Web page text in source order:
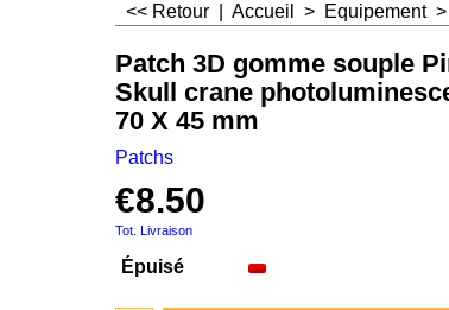
<< Retour Accueil > Equipement>
Patch 3D gomme souple
Skull crane
70 X 45 mm
Patchs
€8.50
Tot. Livraison
Épuisé